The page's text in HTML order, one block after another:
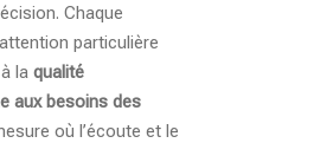
Chaque
particulière
la qualité
aux besoins des
où l’écoute et le